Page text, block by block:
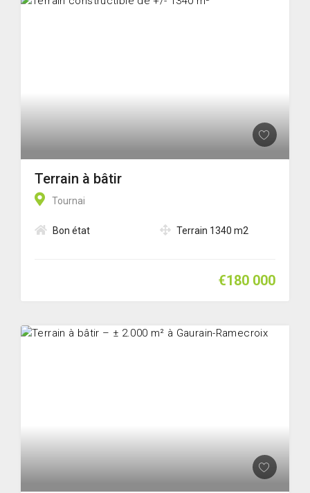
Terrain à bâtir
Tournai
Bon état Terrain 1340 m2
€180 000